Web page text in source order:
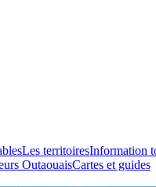
Les territoiresInformation
OutaouaisCartes et guides